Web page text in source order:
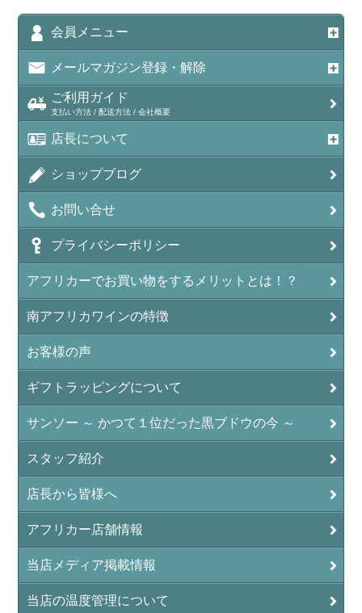
会員メニュー
メールマガジン登録・解除
ご利用ガイド
支払い方法 / 配送方法 / 会社概要
店長について
ショップブログ
お問い合せ
プライバシーポリシー
アフリカーでお買い物をするメリットとは！？
南アフリカワインの特徴
お客様の声
ギフトラッピングについて
サンソー ～ かつて１位だった黒ブドウの今 ～
スタッフ紹介
店長から皆様へ
アフリカー店舗情報
当店メディア掲載情報
当店の温度管理について